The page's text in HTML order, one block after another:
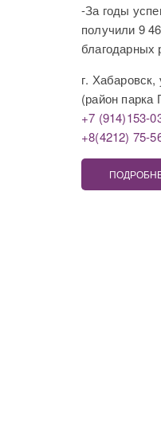
-За годы
получили 9
благодарных
г.
(район парка
+7 (914)153-
+8(4212) 75-